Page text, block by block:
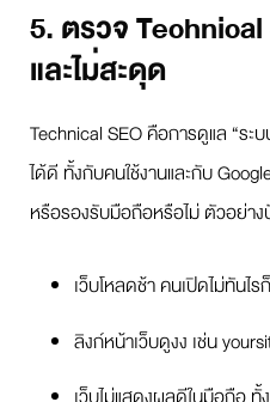
5. ตรวจ Technical
และไม่สะดุด
Technical SEO คือการดูแล “ระ
ได้ดี ทั้งกับคนใช้งานและกับ
หรือรองรับมือถือหรือไม่ ตัวอย่า
เว็บโหลดช้า คนเปิดไม่ทันไ
ลิงก์หน้าเว็บดูงง เช่น